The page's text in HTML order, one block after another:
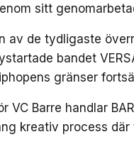
sitt
av de tydligaste
bandet
gränser
VC Barre handlar
kreativ process